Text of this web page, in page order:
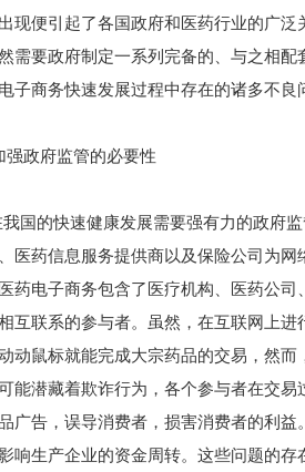
现便引起了各国政府和医药行业的广
需要政府制定一系列完备的、与之相
子商务快速发展过程中存在的诸多不良
强政府监管的必要性
国的快速健康发展需要强有力的政府
医药信息服务提供商以及保险公司为
药电子商务包含了医疗机构、医药公
互联系的参与者。虽然，在互联网上
动鼠标就能完成大宗药品的交易，然
能潜藏着欺诈行为，各个参与者在交
广告，误导消费者，损害消费者的利
响生产企业的资金周转。这些问题的